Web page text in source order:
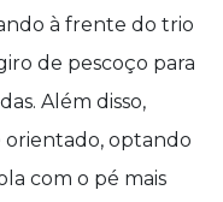
à frente do trio
de pescoço para
Além disso,
optando
com o pé mais